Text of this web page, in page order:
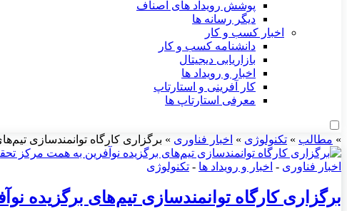
پوشش رویداد های اصناف
دیگر رسانه ها
اخبار کسب و کار
دانشنامه کسب و کار
بازاریابی دیجیتال
اخبار و رویداد ها
کار آفرینی و استارتاپ
معرفی استارتاپ ها
» مطالب » تکنولوژی » اخبار فناوری » برگزاری کارگاه توانمندسازی
اخبار فناوری - اخبار و رویداد ها - تکنولوژی
برگزاری کارگاه توانمندسازی تیم‌های برگزیده